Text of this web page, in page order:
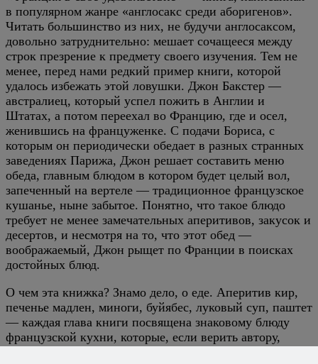
в популярном жанре «англосакс среди аборигенов».
Читать большинство из них, не будучи англосаксом,
довольно затруднительно: мешает сочащееся между
строк презрение к предмету своего изучения. Тем не
менее, перед нами редкий пример книги, которой
удалось избежать этой ловушки. Джон Бакстер —
австралиец, который успел пожить в Англии и
Штатах, а потом переехал во Францию, где и осел,
женившись на француженке. С подачи Бориса, с
которым он периодически обедает в разных странных
заведениях Парижа, Джон решает составить меню
обеда, главным блюдом в котором будет целый вол,
запеченный на вертеле — традиционное французское
кушанье, ныне забытое. Понятно, что такое блюдо
требует не менее замечательных аперитивов, закусок и
десертов, и несмотря на то, что этот обед —
воображаемый, Джон рыщет по Франции в поисках
достойных блюд.
О чем эта книжка? Знамо дело, о еде. Аперитив кир,
печенье мадлен, миноги, буйябес, луковый суп, паштет
— каждая глава книги посвящена знаковому блюду
французской кухни, которые, если верить автору,